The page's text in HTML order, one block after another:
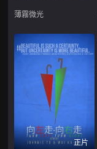
薄霧微光
正片